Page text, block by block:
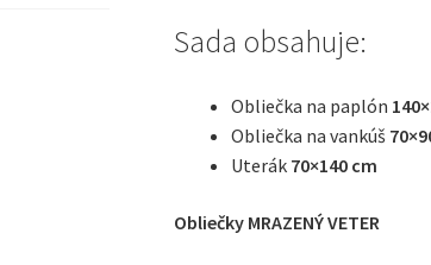
Sada obsahuje:
Obliečka na paplón
Obliečka na vankúš
Uterák 70×140 cm
Obliečky MRAZENÝ VETER